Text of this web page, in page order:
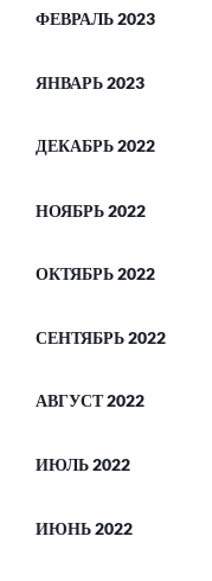
ФЕВРАЛЬ 2023
ЯНВАРЬ 2023
ДЕКАБРЬ 2022
НОЯБРЬ 2022
ОКТЯБРЬ 2022
СЕНТЯБРЬ 2022
АВГУСТ 2022
ИЮЛЬ 2022
ИЮНЬ 2022